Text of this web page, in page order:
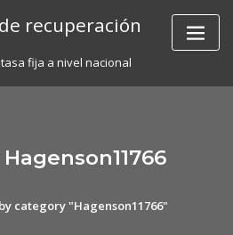
recuperación
fija a nivel nacional
category "Hagenson11766"